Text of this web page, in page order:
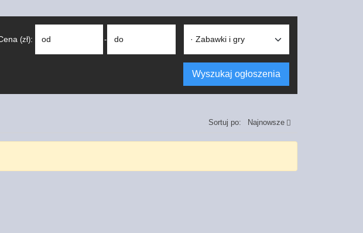
(zł): od - do
Wyszukaj ogłoszenia
Sortuj po: Najnowsze